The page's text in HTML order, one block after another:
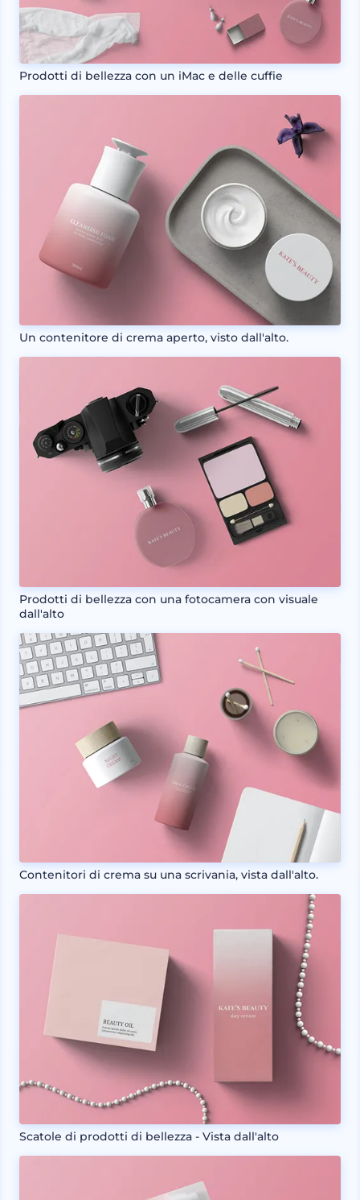
Prodotti di bellezza con un iMac e delle cuffie
Un contenitore di crema aperto, visto dall'alto.
Prodotti di bellezza con una fotocamera con visuale
dall'alto
Contenitori di crema su una scrivania, vista dall'alto.
Scatole di prodotti di bellezza - Vista dall'alto